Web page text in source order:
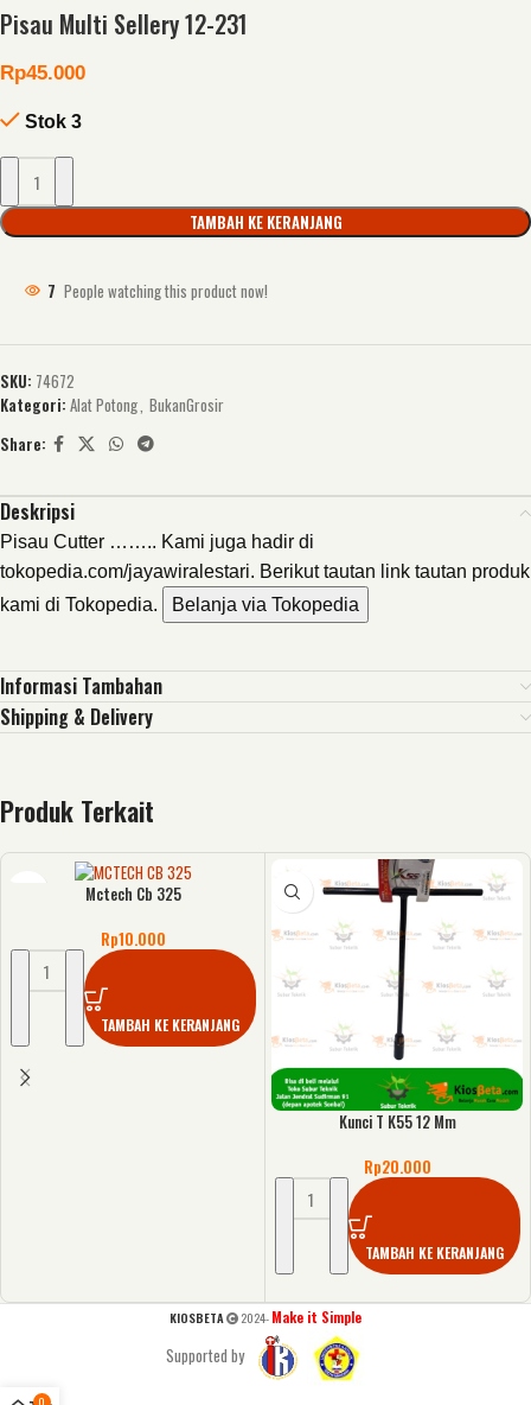
Pisau Multi Sellery 12-231
Rp45.000
Stok 3
TAMBAH KE KERANJANG
7 People watching this product now!
SKU: 74672
Kategori: Alat Potong, BukanGrosir
Share:
Deskripsi
Pisau Cutter …….. Kami juga hadir di
tokopedia.com/jayawiralestari. Berikut tautan link tautan produk
kami di Tokopedia.
Belanja via Tokopedia
Informasi Tambahan
Shipping & Delivery
Produk Terkait
Mctech Cb 325
Rp10.000
TAMBAH KE KERANJANG
Kunci T K55 12 Mm
Rp20.000
TAMBAH KE KERANJANG
KIOSBETA 2024- Make it Simple
Supported by
0